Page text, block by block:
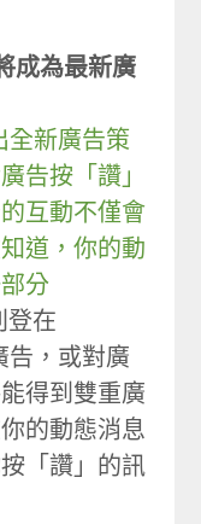
成為最新廣
全新廣告策
告按「讚」
互動不僅會
道，你的動
分
登在
告，或對廣
得到雙重廣
的動態消息
「讚」的訊